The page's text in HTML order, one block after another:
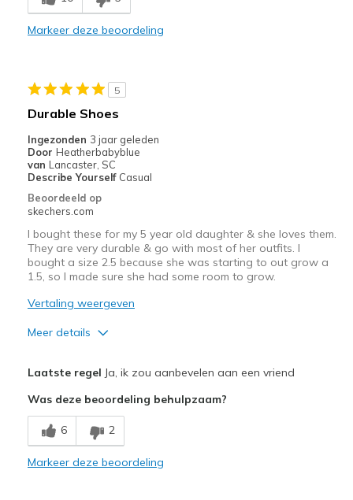
Markeer deze beoordeling
5
Durable Shoes
Ingezonden 3 jaar geleden
Door Heatherbabyblue
van Lancaster, SC
Describe Yourself Casual
Beoordeeld op
skechers.com
I bought these for my 5 year old daughter & she loves them.
They are very durable & go with most of her outfits. I
bought a size 2.5 because she was starting to out grow a
1.5, so I made sure she had some room to grow.
Vertaling weergeven
Meer details
Breathe Well
Comfortable
Laatste regel Ja, ik zou aanbevelen aan een vriend
Was deze beoordeling behulpzaam?
6 2
Markeer deze beoordeling